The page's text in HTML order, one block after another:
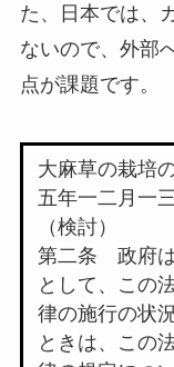
た、日本では、
ないので、外部
点が課題です。
大麻草の栽培
五年一二月一
（検討）
第二条 政府
として、この
律の施行の状
ときは、この